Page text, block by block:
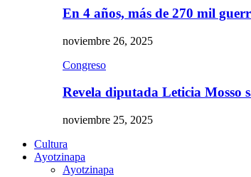
En 4 años, más de 270 mil
noviembre 26, 2025
Congreso
Revela diputada Leticia Mosso
noviembre 25, 2025
Cultura
Ayotzinapa
Ayotzinapa